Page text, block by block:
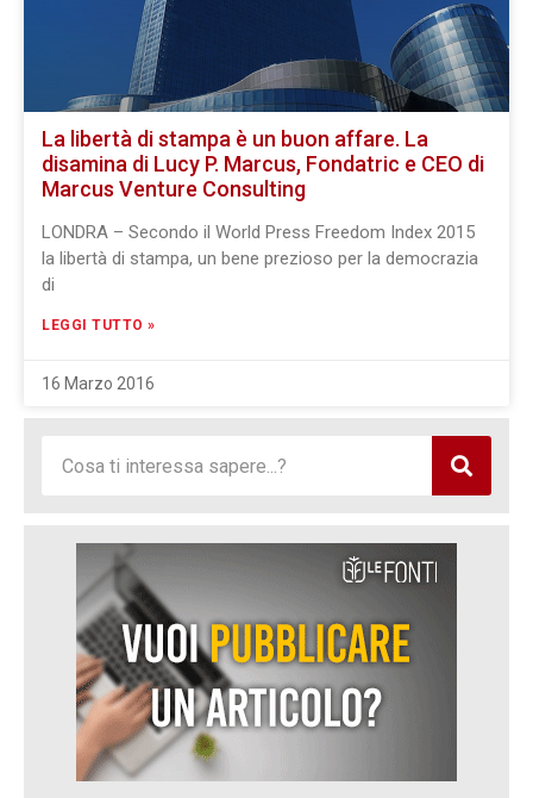
La libertà di stampa è un buon affare. La
disamina di Lucy P. Marcus, Fondatric e CEO di
Marcus Venture Consulting
LONDRA – Secondo il World Press Freedom Index 2015
la libertà di stampa, un bene prezioso per la democrazia
di
LEGGI TUTTO »
16 Marzo 2016